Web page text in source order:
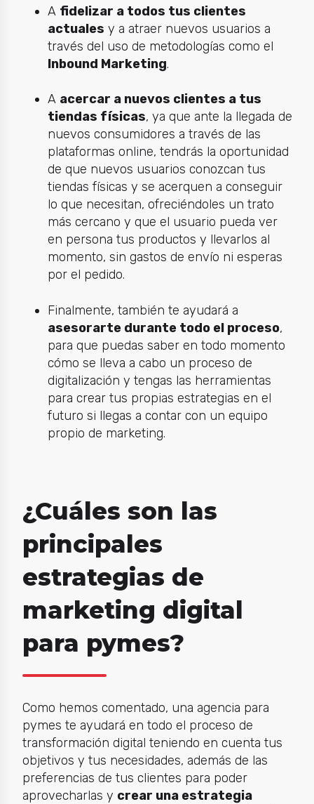
A fidelizar a todos tus clientes
actuales y a atraer nuevos usuarios a
través del uso de metodologías como el
Inbound Marketing.
A acercar a nuevos clientes a tus
tiendas físicas, ya que ante la llegada de
nuevos consumidores a través de las
plataformas online, tendrás la oportunidad
de que nuevos usuarios conozcan tus
tiendas físicas y se acerquen a conseguir
lo que necesitan, ofreciéndoles un trato
más cercano y que el usuario pueda ver
en persona tus productos y llevarlos al
momento, sin gastos de envío ni esperas
por el pedido.
Finalmente, también te ayudará a
asesorarte durante todo el proceso,
para que puedas saber en todo momento
cómo se lleva a cabo un proceso de
digitalización y tengas las herramientas
para crear tus propias estrategias en el
futuro si llegas a contar con un equipo
propio de marketing.
¿Cuáles son las
principales
estrategias de
marketing digital
para pymes?
Como hemos comentado, una agencia para
pymes te ayudará en todo el proceso de
transformación digital teniendo en cuenta tus
objetivos y tus necesidades, además de las
preferencias de tus clientes para poder
aprovecharlas y crear una estrategia